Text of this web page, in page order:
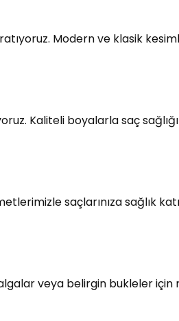
Modern ve klasik
Kaliteli boyalarla saç
saçlarınıza sağlık
veya belirgin bukleler için